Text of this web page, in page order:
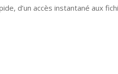
d’un accès instantané aux